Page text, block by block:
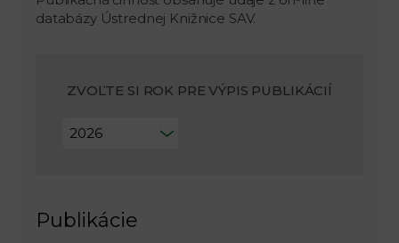
databázy Ústrednej Knižnice SAV.
ZVOĽTE SI ROK PRE VÝPIS PUBLIKÁCIÍ
Publikácie